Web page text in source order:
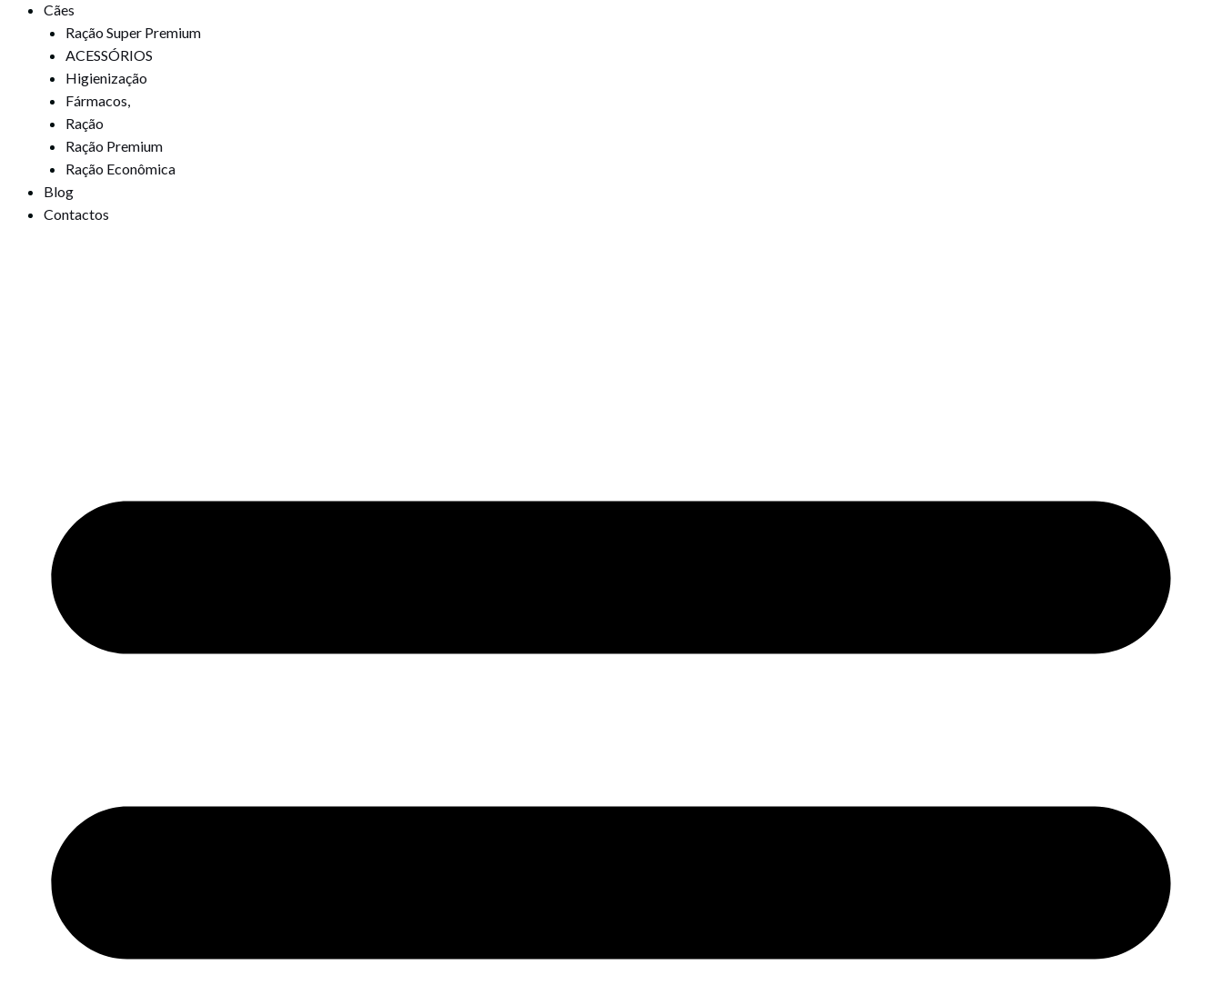
Cães
Ração Super Premium
ACESSÓRIOS
Higienização
Fármacos,
Ração
Ração Premium
Ração Econômica
Blog
Contactos